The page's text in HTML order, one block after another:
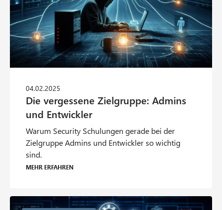
Warum Security Schulungen gerade bei der
Zielgruppe Admins und Entwickler so wichtig
sind.
Mehr erfahren